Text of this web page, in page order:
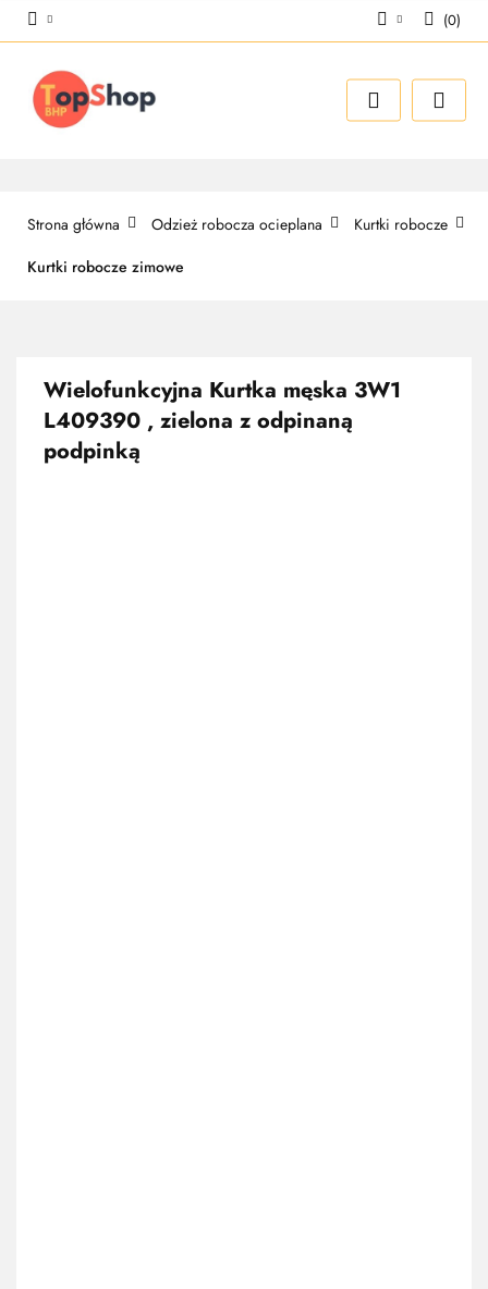
Zarejestruj się
(0)
Strona główna Odzież robocza ocieplana
Kurtki robocze
Kurtki robocze zimowe
Wielofunkcyjna Kurtka męska 3W1
L409390 , zielona z odpinaną
podpinką